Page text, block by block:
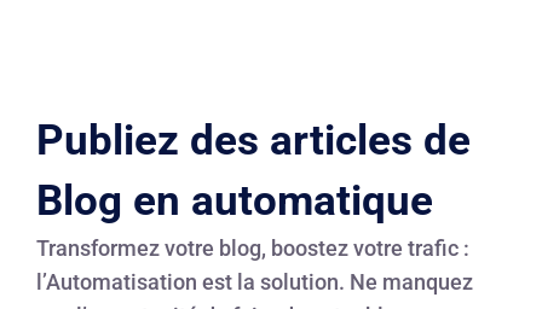
Publiez des articles de
Blog en automatique
Transformez votre blog, boostez votre trafic :
l’Automatisation est la solution. Ne manquez